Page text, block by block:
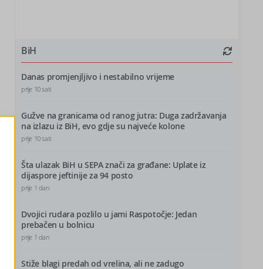
BiH
Danas promjenjljivo i nestabilno vrijeme
prije 10 sati
Gužve na granicama od ranog jutra: Duga zadržavanja
na izlazu iz BiH, evo gdje su najveće kolone
prije 10 sati
Šta ulazak BiH u SEPA znači za građane: Uplate iz
dijaspore jeftinije za 94 posto
prije 1 dan
Dvojici rudara pozlilo u jami Raspotočje: Jedan
prebačen u bolnicu
prije 1 dan
Stiže blagi predah od vrelina, ali ne zadugo